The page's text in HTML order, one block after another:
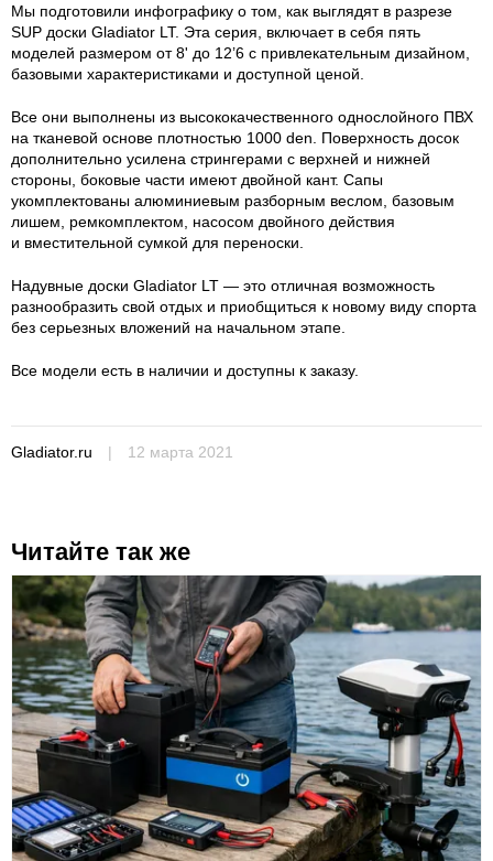
Мы подготовили инфографику о том, как выглядят в разрезе
SUP доски Gladiator LT. Эта серия, включает в себя пять
моделей размером от 8' до 12’6 с привлекательным дизайном,
базовыми характеристиками и доступной ценой.
Все они выполнены из высококачественного однослойного ПВХ
на тканевой основе плотностью 1000 den. Поверхность досок
дополнительно усилена стрингерами с верхней и нижней
стороны, боковые части имеют двойной кант. Сапы
укомплектованы алюминиевым разборным веслом, базовым
лишем, ремкомплектом, насосом двойного действия
и вместительной сумкой для переноски.
Надувные доски Gladiator LT — это отличная возможность
разнообразить свой отдых и приобщиться к новому виду спорта
без серьезных вложений на начальном этапе.
Все модели есть в наличии и доступны к заказу.
Gladiator.ru | 12 марта 2021
Читайте так же